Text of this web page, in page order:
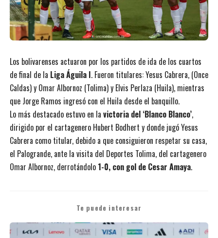
Los bolivarenses actuaron por los partidos de ida de los cuartos
de final de la Liga Águila I. Fueron titulares: Yesus Cabrera, (Once
Caldas) y Omar Albornoz (Tolima) y Elvis Perlaza (Huila), mientras
que Jorge Ramos ingresó con el Huila desde el banquillo.
Lo más destacado estuvo en la victoria del ‘Blanco Blanco’,
dirigido por el cartagenero Hubert Bodhert y donde jugó Yesus
Cabrera como titular, debido a que consiguieron respetar su casa,
el Palogrande, ante la visita del Deportes Tolima, del cartagenero
Omar Albornoz, derrotándolo 1-0, con gol de Cesar Amaya.
Te puede interesar